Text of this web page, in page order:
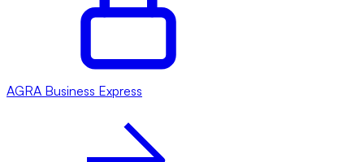
AGRA Business Express